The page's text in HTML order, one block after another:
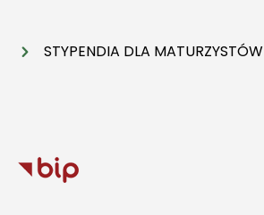
STYPENDIA DLA MATURZYSTÓW